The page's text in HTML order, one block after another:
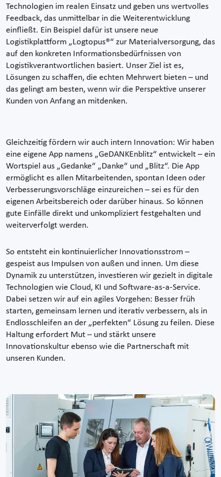
Technologien im realen Einsatz und geben uns wertvolles
Feedback, das unmittelbar in die Weiterentwicklung
einfließt. Ein Beispiel dafür ist unsere neue
Logistikplattform „Logtopus®“ zur Materialversorgung, das
auf den konkreten Informationsbedürfnissen von
Logistikverantwortlichen basiert. Unser Ziel ist es,
Lösungen zu schaffen, die echten Mehrwert bieten – und
das gelingt am besten, wenn wir die Perspektive unserer
Kunden von Anfang an mitdenken.
Gleichzeitig fördern wir auch intern Innovation: Wir haben
eine eigene App namens „GeDANKEnblitz“ entwickelt – ein
Wortspiel aus „Gedanke“ „Danke“ und „Blitz“. Die App
ermöglicht es allen Mitarbeitenden, spontan Ideen oder
Verbesserungsvorschläge einzureichen – sei es für den
eigenen Arbeitsbereich oder darüber hinaus. So können
gute Einfälle direkt und unkompliziert festgehalten und
weiterverfolgt werden.
So entsteht ein kontinuierlicher Innovationsstrom –
gespeist aus Impulsen von außen und innen. Um diese
Dynamik zu unterstützen, investieren wir gezielt in digitale
Technologien wie Cloud, KI und Software-as-a-Service.
Dabei setzen wir auf ein agiles Vorgehen: Besser früh
starten, gemeinsam lernen und iterativ verbessern, als in
Endlosschleifen an der „perfekten“ Lösung zu feilen. Diese
Haltung erfordert Mut – und stärkt unsere
Innovationskultur ebenso wie die Partnerschaft mit
unseren Kunden.